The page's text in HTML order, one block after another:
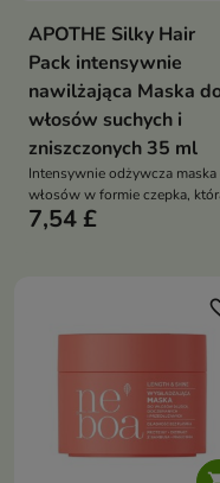
APOTHE Silky Hair
Pack intensywnie
nawilżająca Maska
włosów suchych i
zniszczonych 35 ml
Intensywnie odżywcza maska
włosów w formie czepka,
nawilża, regeneruje zniszczone
7,54 £